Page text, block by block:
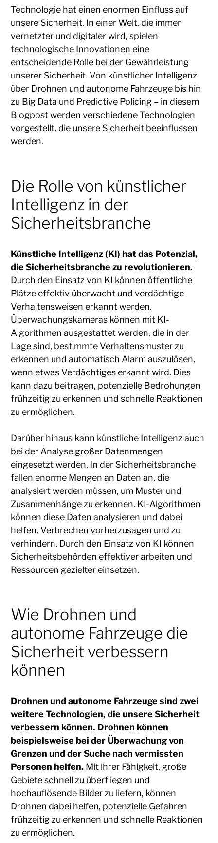
Technologie hat einen enormen Einfluss auf
unsere Sicherheit. In einer Welt, die immer
vernetzter und digitaler wird, spielen
technologische Innovationen eine
entscheidende Rolle bei der Gewährleistung
unserer Sicherheit. Von künstlicher Intelligenz
über Drohnen und autonome Fahrzeuge bis hin
zu Big Data und Predictive Policing – in diesem
Blogpost werden verschiedene Technologien
vorgestellt, die unsere Sicherheit beeinflussen
werden.
Die Rolle von künstlicher
Intelligenz in der
Sicherheitsbranche
Künstliche Intelligenz (KI) hat das Potenzial,
die Sicherheitsbranche zu revolutionieren.
Durch den Einsatz von KI können öffentliche
Plätze effektiv überwacht und verdächtige
Verhaltensweisen erkannt werden.
Überwachungskameras können mit KI-
Algorithmen ausgestattet werden, die in der
Lage sind, bestimmte Verhaltensmuster zu
erkennen und automatisch Alarm auszulösen,
wenn etwas Verdächtiges erkannt wird. Dies
kann dazu beitragen, potenzielle Bedrohungen
frühzeitig zu erkennen und schnelle Reaktionen
zu ermöglichen.
Darüber hinaus kann künstliche Intelligenz auch
bei der Analyse großer Datenmengen
eingesetzt werden. In der Sicherheitsbranche
fallen enorme Mengen an Daten an, die
analysiert werden müssen, um Muster und
Zusammenhänge zu erkennen. KI-Algorithmen
können diese Daten analysieren und dabei
helfen, Verbrechen vorherzusagen und zu
verhindern. Durch den Einsatz von KI können
Sicherheitsbehörden effektiver arbeiten und
Ressourcen gezielter einsetzen.
Wie Drohnen und
autonome Fahrzeuge die
Sicherheit verbessern
können
Drohnen und autonome Fahrzeuge sind zwei
weitere Technologien, die unsere Sicherheit
verbessern können. Drohnen können
beispielsweise bei der Überwachung von
Grenzen und der Suche nach vermissten
Personen helfen. Mit ihrer Fähigkeit, große
Gebiete schnell zu überfliegen und
hochauflösende Bilder zu liefern, können
Drohnen dabei helfen, potenzielle Gefahren
frühzeitig zu erkennen und schnelle Reaktionen
zu ermöglichen.